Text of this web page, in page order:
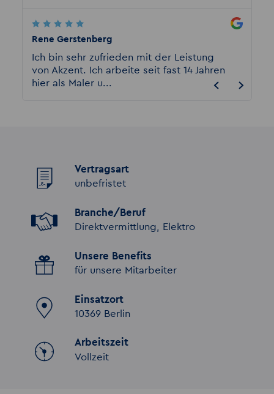
Rene Gerstenberg
Ich bin sehr zufrieden mit der Leistung
von Akzent. Ich arbeite seit fast 14 Jahren
hier als Maler u...
Vertragsart
unbefristet
Branche/Beruf
Direktvermittlung, Elektro
Unsere Benefits
für unsere Mitarbeiter
Einsatzort
10369 Berlin
Arbeitszeit
Vollzeit